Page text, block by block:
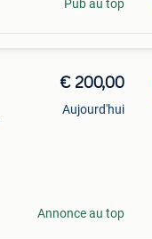
Pub au top
€ 200,00
Aujourd'hui
Annonce au top